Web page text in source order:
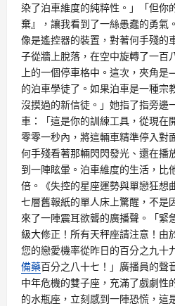
染了泊車維度的純粹性。」「但
棄』，讓我看到了一絲愚蠢的勇氣
像是遙控器的裝置，對著何手殘的
子從牆上脫落，在空中旋轉了一百
上的一個停車格中。這次，夾角
的泊車學徒了。如果泊車是一種宗
沒摸過的新信徒。」她指了指旁邊
車：「這是你的訓練工具，從現在
零零一秒內，將這輛車精準停入對
何手殘看著那輛閃閃發光、還在播
到一陣眩暈。泊車維度的生活，比
倍。《失控的星座運勢與單戀狂想
七層舊報紙的單人床上驚醒，不是
來了一陣震耳欲聾的廣播聲。「緊
級大修正！所有天秤座請注意！由
您的戀愛機率從昨日的百分之九十
備藥百分之八十七！」廣播員的聲
中年危機的雙子座，充滿了戲劇性
的水瓶座，立刻感到一陣恐慌，這